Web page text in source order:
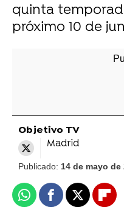
quinta
próximo 10 de
Objetivo TV
Madrid
Publicado: 14 de mayo de
WhatsappFacebook
X